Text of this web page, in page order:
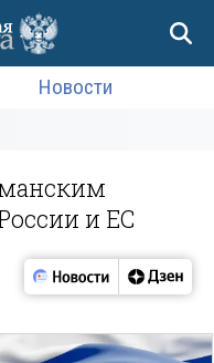
Новости
и ЕС